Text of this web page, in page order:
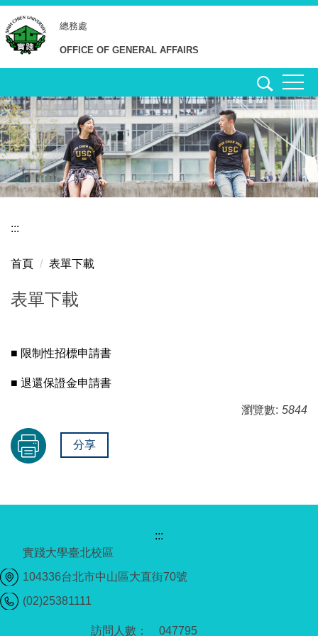
跳
到
主
要
容
區
總務處
OFFICE OF GENERAL AFFAIRS
:::
首頁 表單下載
表單下載
■ 限制性招標申請書
■ 退還保證金申請書
瀏覽數: 5844
分享
047795
:::
實踐大學臺北校區
104336台北市中山區大直街70號
(02)25381111